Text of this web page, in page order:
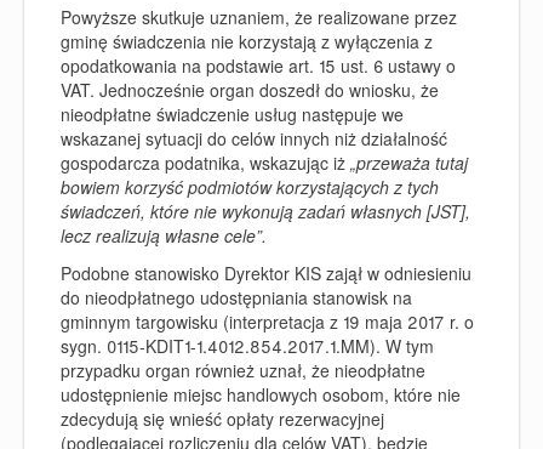
Powyższe skutkuje uznaniem, że realizowane przez
gminę świadczenia nie korzystają z wyłączenia z
opodatkowania na podstawie art. 15 ust. 6 ustawy o
VAT. Jednocześnie organ doszedł do wniosku, że
nieodpłatne świadczenie usług następuje we
wskazanej sytuacji do celów innych niż działalność
gospodarcza podatnika, wskazując iż „przeważa tutaj
bowiem korzyść podmiotów korzystających z tych
świadczeń, które nie wykonują zadań własnych [JST],
lecz realizują własne cele”.
Podobne stanowisko Dyrektor KIS zajął w odniesieniu
do nieodpłatnego udostępniania stanowisk na
gminnym targowisku (interpretacja z 19 maja 2017 r. o
sygn. 0115-KDIT1-1.4012.854.2017.1.MM). W tym
przypadku organ również uznał, że nieodpłatne
udostępnienie miejsc handlowych osobom, które nie
zdecydują się wnieść opłaty rezerwacyjnej
(podlegającej rozliczeniu dla celów VAT), będzie